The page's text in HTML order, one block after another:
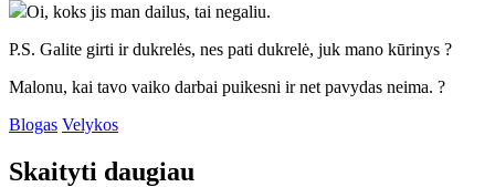
Oi, koks jis man dailus, tai negaliu.
P.S. Galite girti ir dukrelės, nes pati dukrelė, juk mano kūrinys ?
Malonu, kai tavo vaiko darbai puikesni ir net pavydas neima. ?
Blogas Velykos
Skaityti daugiau